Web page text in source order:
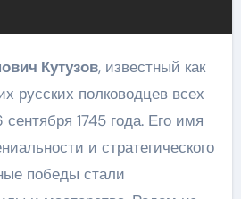
Кутузов, известный как
русских полководцев всех
1745 года. Его имя
и стратегического
победы стали